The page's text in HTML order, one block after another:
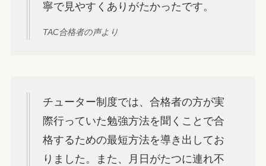
寧で見やすくありがたかったです。
TAC合格者の声より
チューター制度では、合格者の方が実
際行っていた勉強方法を聞くことで合
格するための最短方法を導き出してお
りました。また、月日がたつに連れ不